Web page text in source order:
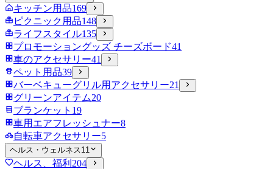
キッチン用品169
ピクニック用品148
ライフスタイル135
プロモーショングッズ チーズボード41
車のアクセサリー41
ペット用品39
バーベキューグリル用アクセサリー21
グリーンアイテム20
ブランケット 19
車用エアフレッシュナー8
自転車アクセサリー5
ヘルス・ウェルネス11
ヘルス、福利 204